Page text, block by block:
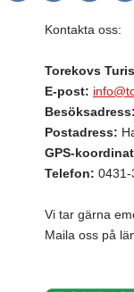
Kontakta oss:
Torekovs
E-post:
Besöksadress:
Postadress:
GPS-
Telefon: 0431-
Vi tar gärna
Maila oss på